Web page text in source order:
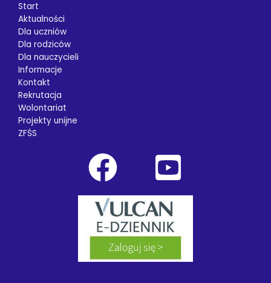
Start
Aktualności
Dla uczniów
Dla rodziców
Dla nauczycieli
Informacje
Kontakt
Rekrutacja
Wolontariat
Projekty unijne
ZFŚS